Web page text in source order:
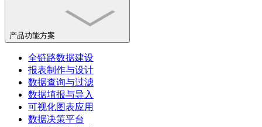
产品功能方案
全链路数据建设
报表制作与设计
数据查询与过滤
数据埴报与导入
可视化图表应用
数据决策平台